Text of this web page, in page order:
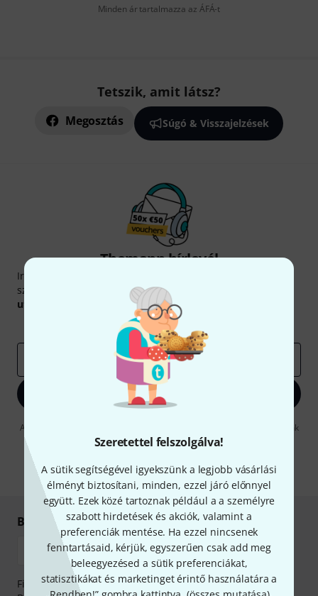
Szeretettel felszolgálva!
A sütik segítségével igyekszünk a legjobb vásárlási
élményt biztosítani, minden, ezzel járó előnnyel
együtt. Ezek közé tartoznak például a a személyre
szabott hirdetések és akciók, valamint a
preferenciák mentése. Ha ezzel nincsenek
fenntartásaid, kérjük, egyszerűen csak add meg
beleegyezésed a sütik preferenciákat,
statisztikákat és marketinget érintő használatára a
Minden ár tartalmazza az ÁFÁ-t
Tetszik, amit látsz?
Megosztás Súgó & Visszajelzések
Thomann hírlevél
Iratkozz fel a Thomann angol nyelvű hírlevelére, és kis
szerencsével megnyerheted a50
utalvány
Inspiráló gondolatok
Akciók
Bejelentkezés
A "Bejelentkezés" gombra kattintva elfogadja, hogy e-mailben küldjünk
önnek hirdetéseket. Bármikor leiratkozhat erről. A hírlevélről további
információkat azdata protection guideline-ben talál.
* Kitöltés kötelező
Biztonságos vásárlás és fizetés
Fizessen biztonságosan, titkosítással: Banki átutalás vagy